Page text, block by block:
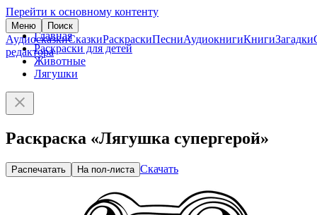
Перейти к основному контенту
Меню Поиск
АудиосказкиСказкиРаскраскиПесниАудиокнигиКнигиЗагадки
редактора
Главная
Раскраски для детей
Животные
Лягушки
Раскраска «Лягушка супергерой»
Распечатать На пол-листа Скачать